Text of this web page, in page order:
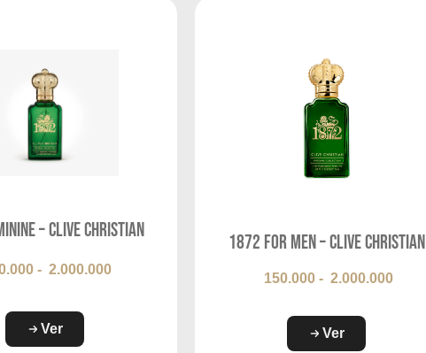
– Clive Christian
- 2.000.000
Ver
1872 For Men – Clive Christian
150.000 - 2.000.000
Ver